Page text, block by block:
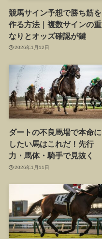
競馬サイン予想で勝ち筋を
作る方法｜複数サインの重
なりとオッズ確認が鍵
2026年1月12日
ダートの不良馬場で本命に
したい馬はこれだ！先行
力・馬体・騎手で見抜く
2026年1月11日